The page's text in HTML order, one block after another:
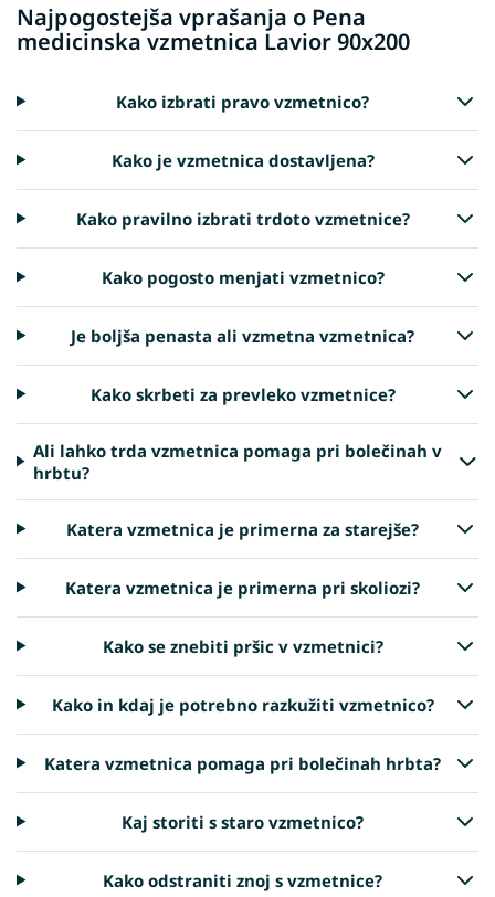
Najpogostejša vprašanja o Pena
medicinska vzmetnica Lavior 90x200
Kako izbrati pravo vzmetnico?
Kako je vzmetnica dostavljena?
Kako pravilno izbrati trdoto vzmetnice?
Kako pogosto menjati vzmetnico?
Je boljša penasta ali vzmetna vzmetnica?
Kako skrbeti za prevleko vzmetnice?
Ali lahko trda vzmetnica pomaga pri bolečinah v
hrbtu?
Katera vzmetnica je primerna za starejše?
Katera vzmetnica je primerna pri skoliozi?
Kako se znebiti pršic v vzmetnici?
Kako in kdaj je potrebno razkužiti vzmetnico?
Katera vzmetnica pomaga pri bolečinah hrbta?
Kaj storiti s staro vzmetnico?
Kako odstraniti znoj s vzmetnice?